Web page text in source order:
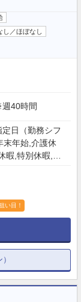
し／ほぼなし
40時間
日（勤務シフ
,特別休暇,慶
休日】108日
い目！